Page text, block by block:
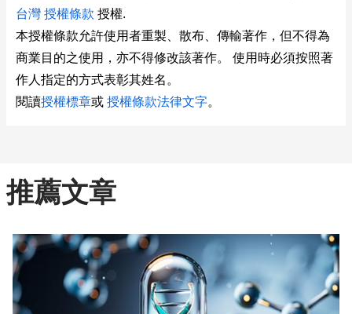
台灣 授權條款 授權.
本授權條款允許使用者重製、散布、傳輸著作，但不得為
商業目的之使用，亦不得修改該著作。 使用時必須按照著
作人指定的方式表彰其姓名。
閱讀授權標章或 授權條款法律文字。
推薦文章